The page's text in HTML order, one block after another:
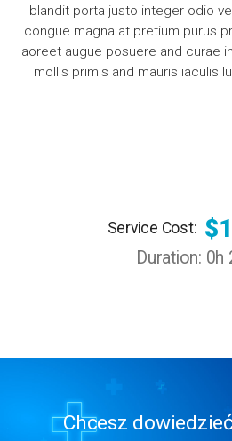
blandit porta justo integer odio
congue magna at pretium purus
laoreet augue posuere and curae
mollis primis and mauris iaculis
Service Cost:
Duration: 0h
Chcesz